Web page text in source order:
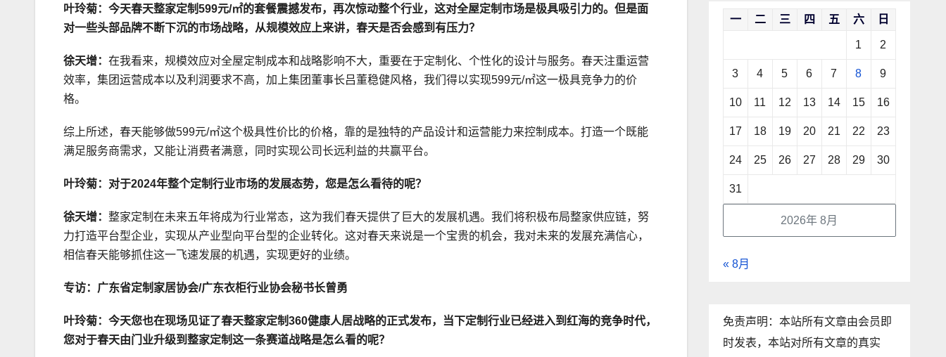
叶玲菊：今天春天整家定制599元/㎡的套餐震撼发布，再次惊动整个行业，这对全屋定制市场是极具吸引力的。但是面
对一些头部品牌不断下沉的市场战略，从规模效应上来讲，春天是否会感到有压力？
徐天增： 在我看来，规模效应对全屋定制成本和战略影响不大，重要在于定制化、个性化的设计与服务。春天注重运营
效率，集团运营成本以及利润要求不高，加上集团董事长吕董稳健风格，我们得以实现599元/㎡这一极具竞争力的价
格。
综上所述，春天能够做599元/㎡这个极具性价比的价格，靠的是独特的产品设计和运营能力来控制成本。打造一个既能
满足服务商需求，又能让消费者满意，同时实现公司长远利益的共赢平台。
叶玲菊：对于2024年整个定制行业市场的发展态势，您是怎么看待的呢？
徐天增： 整家定制在未来五年将成为行业常态，这为我们春天提供了巨大的发展机遇。我们将积极布局整家供应链，努
力打造平台型企业，实现从产业型向平台型的企业转化。这对春天来说是一个宝贵的机会，我对未来的发展充满信心，
相信春天能够抓住这一飞速发展的机遇，实现更好的业绩。
专访：广东省定制家居协会/广东衣柜行业协会秘书长曾勇
叶玲菊：今天您也在现场见证了春天整家定制360健康人居战略的正式发布，当下定制行业已经进入到红海的竞争时代，
您对于春天由门业升级到整家定制这一条赛道战略是怎么看的呢？
2026年 8月
一 二 三 四 五 六 日
1 2
3 4 5 6 7 8 9
10 11 12 13 14 15 16
17 18 19 20 21 22 23
24 25 26 27 28 29 30
31
« 8月
免责声明：本站所有文章由会员即
时发表，本站对所有文章的真实